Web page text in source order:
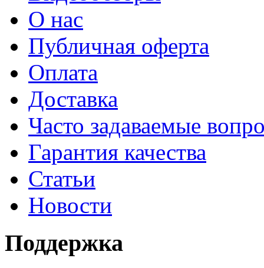
О нас
Публичная оферта
Оплата
Доставка
Часто задаваемые
Гарантия качества
Статьи
Новости
Поддержка